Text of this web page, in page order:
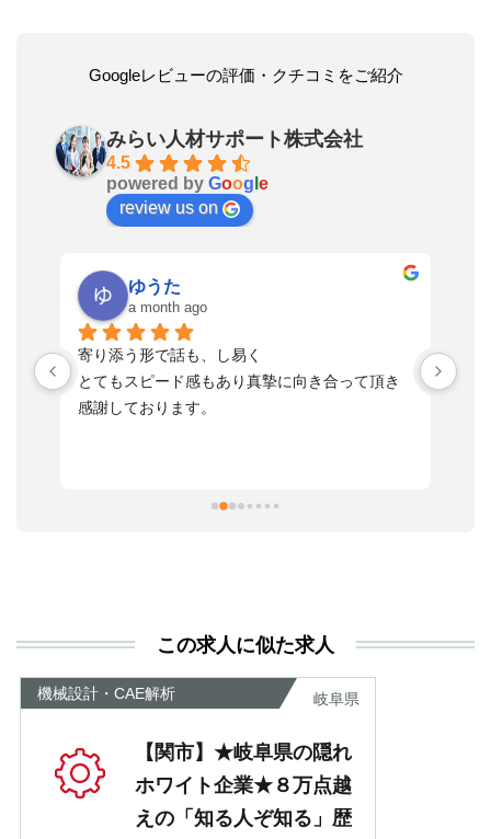
Googleレビューの評価・クチコミをご紹介
みらい人材サポート株式会社
4.5
powered by Goog e
review us on
ゆうた
a month ago
寄り添う形で話も、し易く
とてもスピード感もあり真摯に向き合って頂き
感謝しております。
が
この求人に似た求人
機械設計・CAE解析 岐阜県
【関市】★岐阜県の隠れ
ホワイト企業★８万点越
えの「知る人ぞ知る」歴